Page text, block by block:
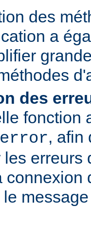
des
a
des
fonction
, afin
les erreurs
connexion